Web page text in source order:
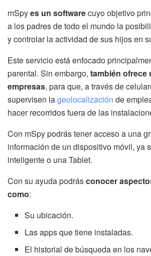
mSpyes un softwarecuyo objetivo
a los padres de todo el mundo la
y controlar la actividad de sus hijos en
Este servicio está enfocado
parental. Sin embargo, también ofrece
empresas, para que, a través de
supervisen lageolocalización de
hacer recorridos fuera de las
Con mSpy podrás tener acceso a una
información de un dispositivo móvil, ya
inteligente o una Tablet.
Con su ayuda podrásconocer
como:
Su ubicación.
Las apps que tiene instaladas.
El historial de búsqueda en los